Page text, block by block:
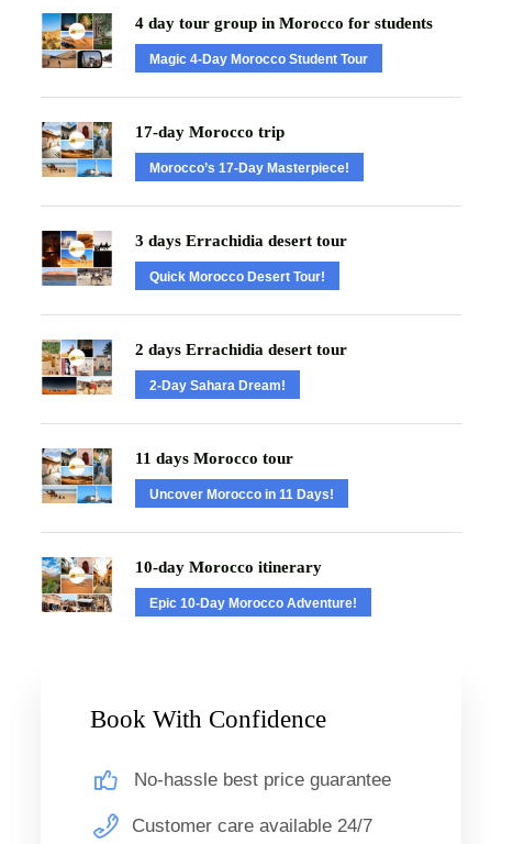
4 day tour group in Morocco for students
Magic 4-Day Morocco Student Tour
17-day Morocco trip
Morocco’s 17-Day Masterpiece!
3 days Errachidia desert tour
Quick Morocco Desert Tour!
2 days Errachidia desert tour
2-Day Sahara Dream!
11 days Morocco tour
Uncover Morocco in 11 Days!
10-day Morocco itinerary
Epic 10-Day Morocco Adventure!
Book With Confidence
No-hassle best price guarantee
Customer care available 24/7